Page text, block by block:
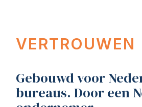
VERTROUWEN
Gebouwd voor
bureaus. Door een